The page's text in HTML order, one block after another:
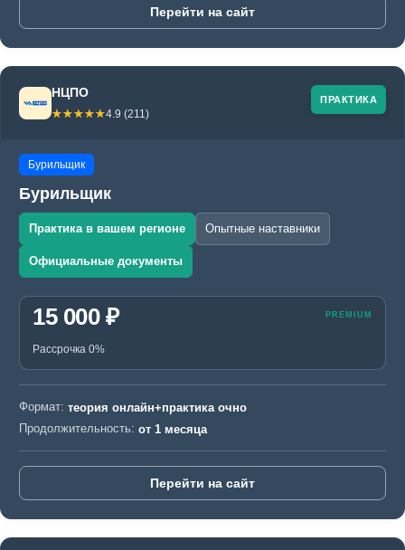
Перейти на сайт
ПРАКТИКА
НЦПО
☆☆☆☆☆
★★★★★4.9 (211)
Бурильщик
Бурильщик
Практика в вашем регионе Опытные наставники
Официальные документы
15 000 ₽
Рассрочка 0%
Формат: теория онлайн+практика очно
Продолжительность: от 1 месяца
Перейти на сайт